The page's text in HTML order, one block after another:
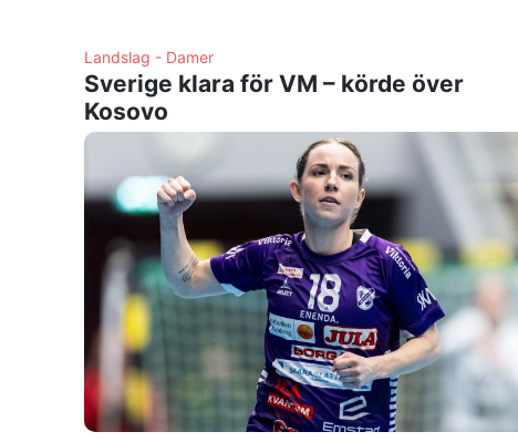
Landslag - Damer
Sverige klara för VM – körde över
Kosovo